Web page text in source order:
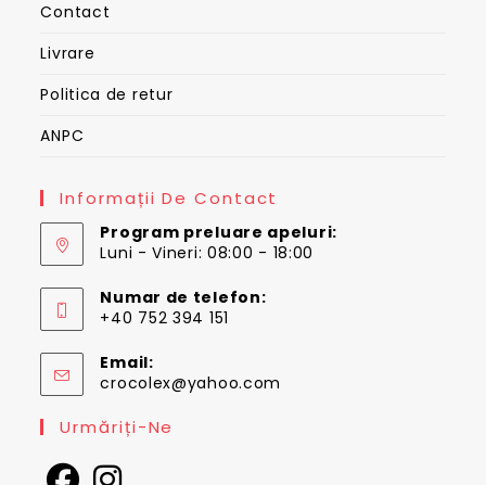
Contact
Livrare
Politica de retur
ANPC
Informații De Contact
Program preluare apeluri:
Luni - Vineri: 08:00 - 18:00
Numar de telefon:
+40 752 394 151
Email:
crocolex@yahoo.com
Urmăriți-Ne